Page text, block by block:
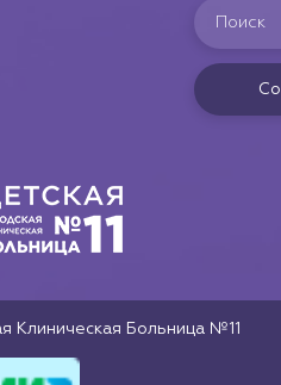
Клиническая Больница №11